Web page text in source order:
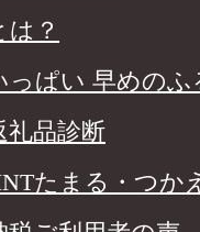
は？
っぱい 早めのふ
礼品診断
たまる・つか